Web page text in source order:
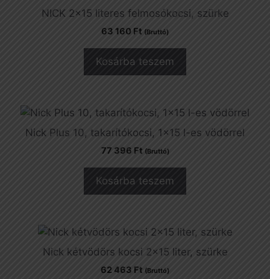
NICK 2×15 literes felmosókocsi, szürke
63 160 Ft (Bruttó)
Kosárba teszem
Nick Plus 10, takarítókocsi, 1×15 l-es vödörrel
77 396 Ft (Bruttó)
Kosárba teszem
Nick kétvödörs kocsi 2×15 liter, szürke
62 463 Ft (Bruttó)